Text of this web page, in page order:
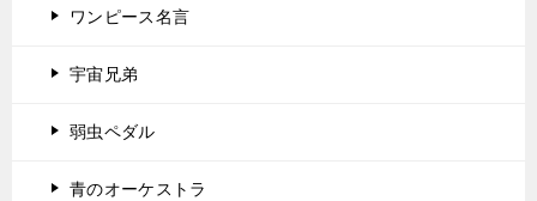
ワンピース名言
宇宙兄弟
弱虫ペダル
青のオーケストラ